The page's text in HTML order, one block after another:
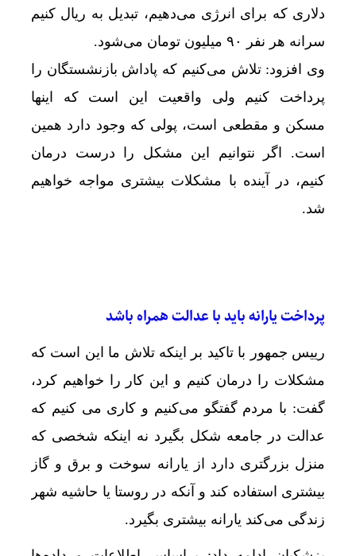
دلاری که برای انرژی می‌دهیم، تبدیل به ریال کنیم
سرانه هر نفر ۹۰ میلیون تومان می‌شود.
وی افزود: تلاش می‌کنیم که پاداش بازنشستگان را
پرداخت کنیم ولی واقعیت این است که اینها
مسکن و مقطعی است، پولی که وجود دارد همین
است. اگر نتوانیم این مشکل را درست درمان
کنیم، در آینده با مشکلات بیشتری مواجه خواهیم
شد.
پرداخت یارانه باید با عدالت همراه باشد
رییس جمهور با تاکید بر اینکه تلاش ما این است که
مشکلات را درمان کنیم و این کار را خواهیم کرد،
گفت: با مردم گفتگو می‌کنیم و کاری می کنیم که
عدالت در جامعه شکل بگیرد نه اینکه شخصی که
منزل بزرگتری دارد از یارانه سوخت و برق و گاز
بیشتری استفاده کند و آنکه در روستا یا حاشیه شهر
زندگی می‌کند یارانه بیشتری بگیرد.